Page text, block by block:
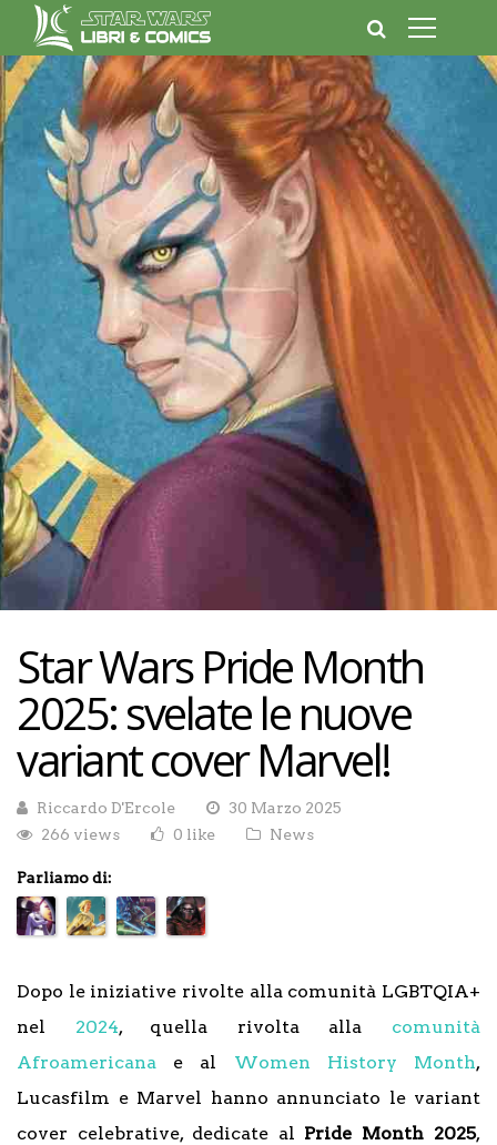
Star Wars Pride Month
2025: svelate le nuove
variant cover Marvel!
Riccardo D'Ercole
30 Marzo 2025
266 views
0 like News
Parliamo di:
Dopo le iniziative rivolte alla comunità LGBTQIA+
nel 2024, quella rivolta alla comunità
Afroamericana e al Women History Month,
Lucasfilm e Marvel hanno annunciato le variant
cover celebrative, dedicate al Pride Month 2025,